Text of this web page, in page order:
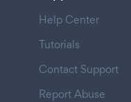
Help Center
Tutorials
Contact Support
Report Abuse